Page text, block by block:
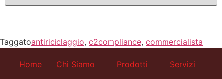
Taggatoantiriciclaggio, c2compliance, commercialista
Home Chi Siamo Prodotti Servizi